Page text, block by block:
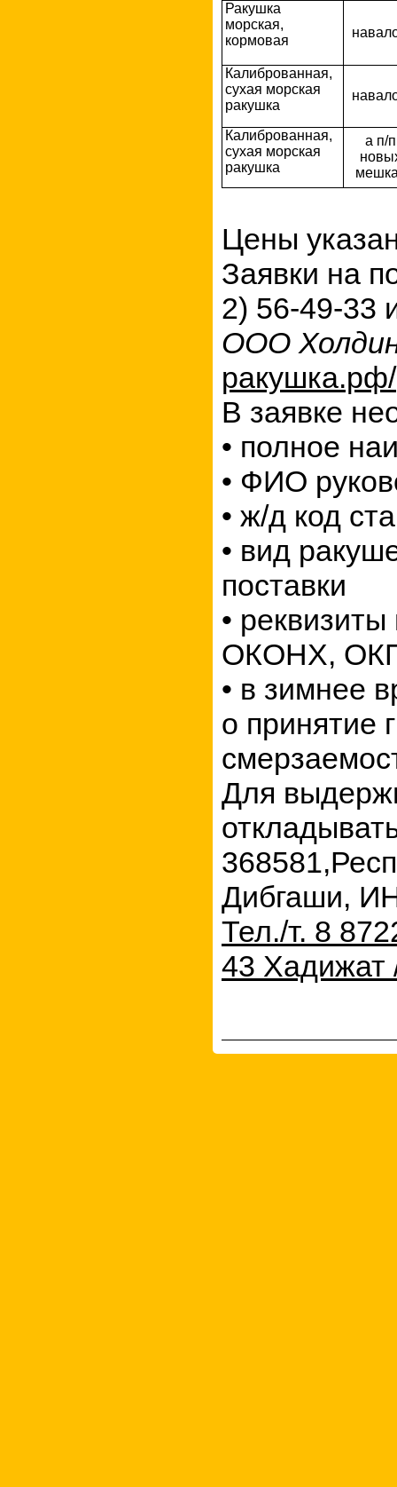
Ракушка
морская,
кормовая
Калиброванная,
сухая морская
ракушка
Калиброванная,
сухая морская
ракушка
а п/п
Цены
Заявки на
2) 56-49-33
ООО
ракушка.рф/
В заявке
• полное
• ФИО
• ж/д код
• вид
поставки
•
ОКОНХ,
• в зимнее
о принятие
Для
368581,
Дибгаши,
Тел./т. 8
43 Хадижат